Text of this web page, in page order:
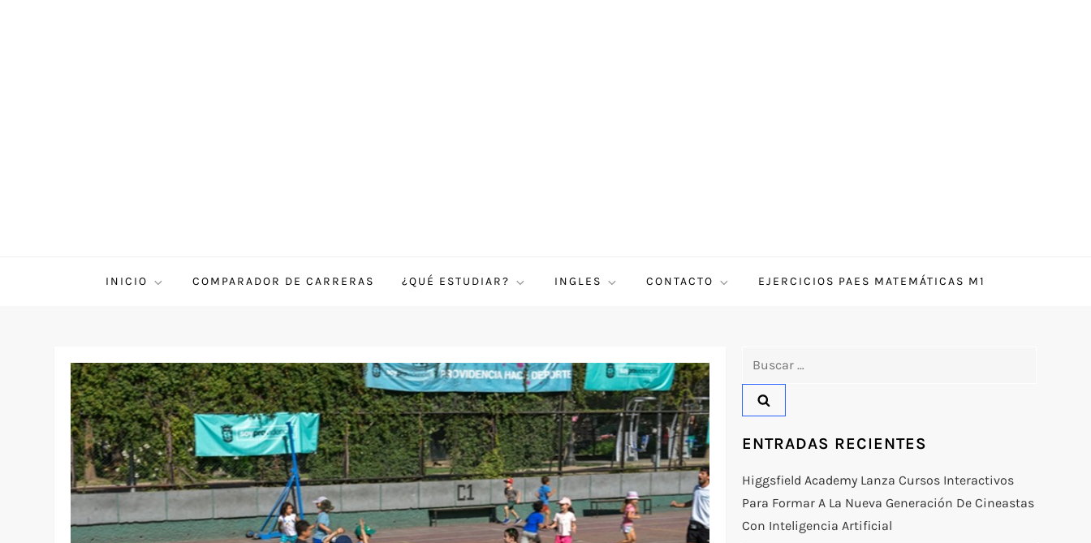
INICIO COMPARADOR DE CARRERAS ¿QUÉ ESTUDIAR? INGLES CONTACTO EJERCICIOS PAES MATEMÁTICAS M1
ENTRADAS RECIENTES
Higgsfield Academy Lanza Cursos Interactivos
Para Formar A La Nueva Generación De Cineastas
Con Inteligencia Artificial